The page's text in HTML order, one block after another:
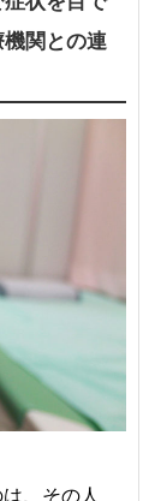
関との連
、その人